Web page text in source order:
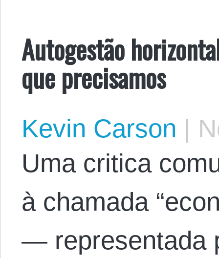
Autogestão
que precisamos
Kevin Carson |
Uma critica
à chamada
— representada